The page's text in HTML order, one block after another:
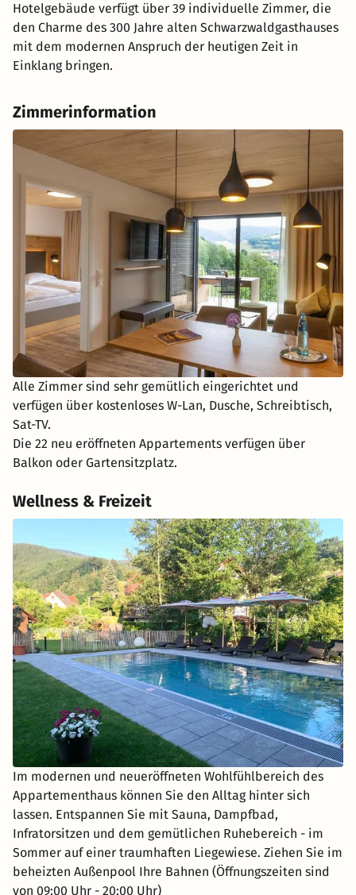
Hotelgebäude verfügt über 39 individuelle Zimmer, die
den Charme des 300 Jahre alten Schwarzwaldgasthauses
mit dem modernen Anspruch der heutigen Zeit in
Einklang bringen.
Zimmerinformation
Alle Zimmer sind sehr gemütlich eingerichtet und
verfügen über kostenloses W-Lan, Dusche, Schreibtisch,
Sat-TV.
Die 22 neu eröffneten Appartements verfügen über
Balkon oder Gartensitzplatz.
Wellness & Freizeit
Im modernen und neueröffneten Wohlfühlbereich des
Appartementhaus können Sie den Alltag hinter sich
lassen. Entspannen Sie mit Sauna, Dampfbad,
Infratorsitzen und dem gemütlichen Ruhebereich - im
Sommer auf einer traumhaften Liegewiese. Ziehen Sie im
beheizten Außenpool Ihre Bahnen (Öffnungszeiten sind
von 09:00 Uhr - 20:00 Uhr)